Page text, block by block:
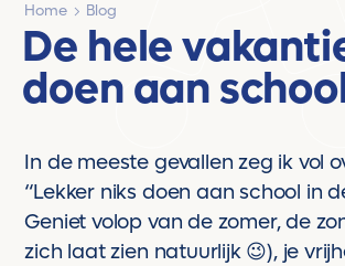
Home Blog
De hele
doen aan
In de meeste gevallen zeg ik vol
“Lekker niks doen aan school in
Geniet volop van de zomer, de
zich laat zien natuurlijk 😉), je